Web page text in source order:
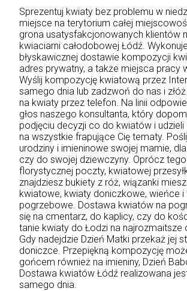
Sprezentuj kwiaty bez problemu w
miejsce na terytorium całej
grona usatysfakcjonowanych klientów
kwiaciarni całodobowej Łódź.
błyskawicznej dostawie kompozycji
adres prywatny, a także miejsca pracy
Wyślij kompozycję kwiatową przez
samego dnia lub zadzwoń do nas i
na kwiaty przez telefon. Na linii
głos naszego konsultanta, który
podjęciu decyzji co do kwiatów i
na wszystkie frapujące Cię tematy.
urodziny i imieninowe swojej mamie,
czy do swojej dziewczyny. Oprócz
florystycznej poczty, kwiatowej
znajdziesz bukiety z róż, wiązanki
kwiatowe, kwiaty doniczkowe, wieńce i
pogrzebowe. Dostawa kwiatów na
się na cmentarz, do kaplicy, czy do
tanie kwiaty do Łodzi na najrozmaitsze
Gdy nadejdzie Dzień Matki przekaż jej
doniczce. Przepiękną kompozycję
gońcem również na imieniny, Dzień
Dostawa kwiatów Łódź realizowana
samego dnia.